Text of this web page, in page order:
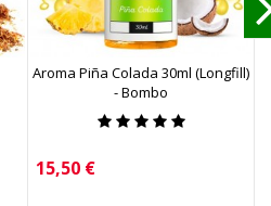
Aroma Piña Colada 30ml (Longfill)
- Bombo
Precio
15,50 €